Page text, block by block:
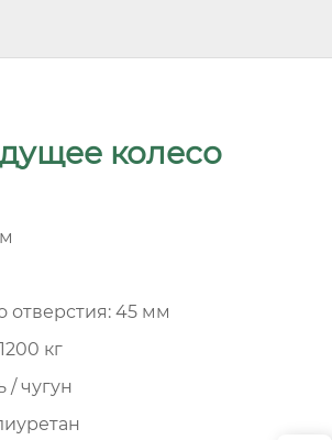
колесо
отверстия: 45 мм
кг
/ чугун